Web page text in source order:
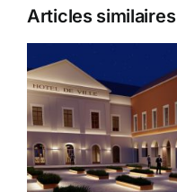
Articles similaires